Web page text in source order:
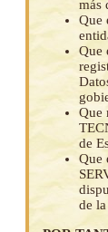
más
Que
Que
Que
de
Que
de